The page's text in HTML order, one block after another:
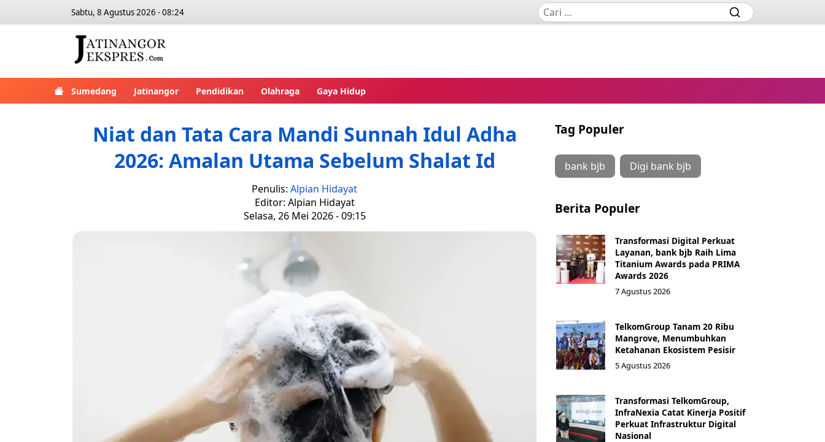
Sabtu, 8 Agustus 2026 - 08:24
Sumedang Jatinangor Pendidikan Olahraga Gaya Hidup
Niat dan Tata Cara Mandi Sunnah Idul Adha
2026: Amalan Utama Sebelum Shalat Id
Penulis: Alpian Hidayat
Editor: Alpian Hidayat
Selasa, 26 Mei 2026 - 09:15
Tag Populer
bank bjb Digi bank bjb
Berita Populer
Transformasi Digital Perkuat
Layanan, bank bjb Raih Lima
Titanium Awards pada PRIMA
Awards 2026
7 Agustus 2026
TelkomGroup Tanam 20 Ribu
Mangrove, Menumbuhkan
Ketahanan Ekosistem Pesisir
5 Agustus 2026
Transformasi TelkomGroup,
InfraNexia Catat Kinerja Positif
Perkuat Infrastruktur Digital
Nasional